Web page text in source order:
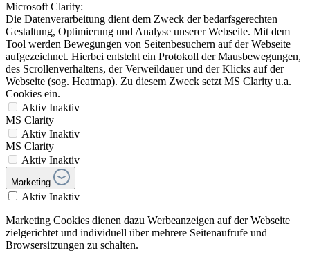
Microsoft Clarity:
Die Datenverarbeitung dient dem Zweck der bedarfsgerechten
Gestaltung, Optimierung und Analyse unserer Webseite. Mit dem
Tool werden Bewegungen von Seitenbesuchern auf der Webseite
aufgezeichnet. Hierbei entsteht ein Protokoll der Mausbewegungen,
des Scrollenverhaltens, der Verweildauer und der Klicks auf der
Webseite (sog. Heatmap). Zu diesem Zweck setzt MS Clarity u.a.
Cookies ein.
Aktiv Inaktiv
MS Clarity
Aktiv Inaktiv
MS Clarity
Aktiv Inaktiv
Marketing
Aktiv Inaktiv
Marketing Cookies dienen dazu Werbeanzeigen auf der Webseite
zielgerichtet und individuell über mehrere Seitenaufrufe und
Browsersitzungen zu schalten.